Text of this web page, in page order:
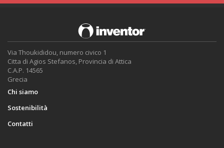
Via Thoukididou, numero civico 1
Citta di Agios Stefanos, Provincia di Attica
C.A.P. 14565
Grecia
Chi siamo
Sostenibilità
Contatti